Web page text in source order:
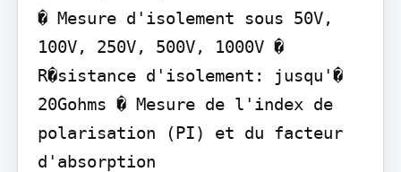
� Mesure d'isolement sous 50V,
100V, 250V, 500V, 1000V �
R�sistance d'isolement: jusqu'�
20Gohms � Mesure de l'index de
polarisation (PI) et du facteur
d'absorption